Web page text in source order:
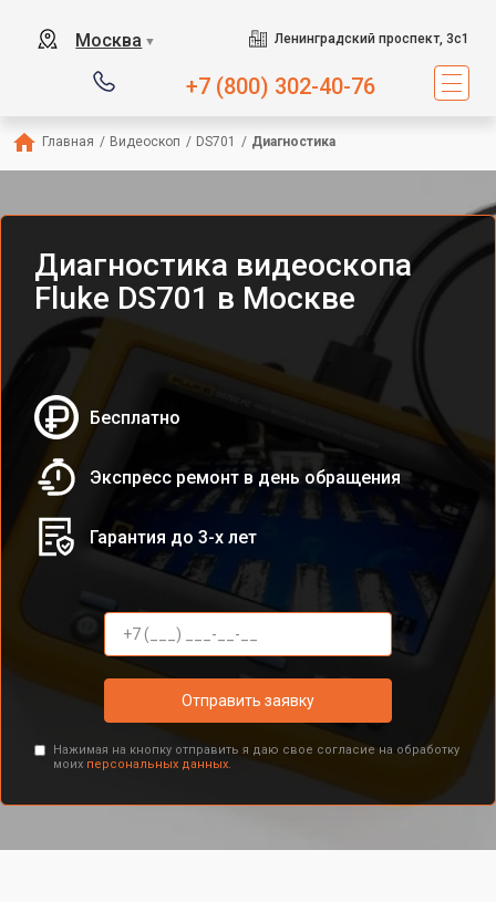
Москва ▼ Ленинградский проспект, 3с1
+7 (800) 302-40-76
Главная / Видеоскоп / DS701 / Диагностика
Диагностика видеоскопа
Fluke DS701 в Москве
Бесплатно
Экспресс ремонт в день обращения
Гарантия до 3-х лет
Отправить заявку
Нажимая на кнопку отправить я даю свое согласие на обработку
моих персональных данных.